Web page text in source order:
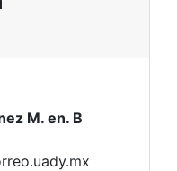
M. en. B